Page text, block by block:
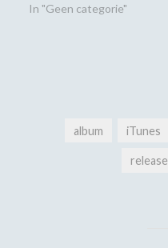
In "Geen categorie"
album iTunes
release